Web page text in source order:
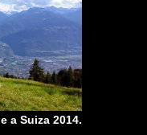
a Suiza 2014.